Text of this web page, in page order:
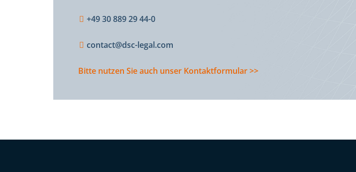
+49 30 889 29 44-0
contact@dsc-legal.com
Bitte nutzen Sie auch unser Kontaktformular >>